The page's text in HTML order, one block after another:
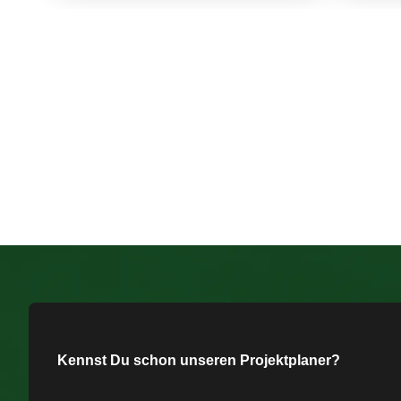
Kennst Du schon unseren Projektplaner?